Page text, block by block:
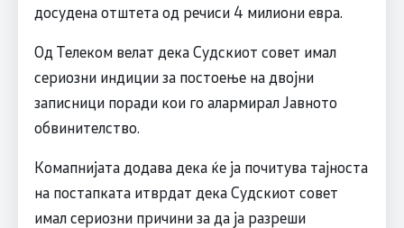
досудена отштета од речиси 4 милиони евра.
Од Телеком велат дека Судскиот совет имал
сериозни индиции за постоење на двојни
записници поради кои го алармирал Јавното
обвинителство.
Комапнијата додава дека ќе ја почитува тајноста
на постапката итврдат дека Судскиот совет
имал сериозни причини за да ја разреши